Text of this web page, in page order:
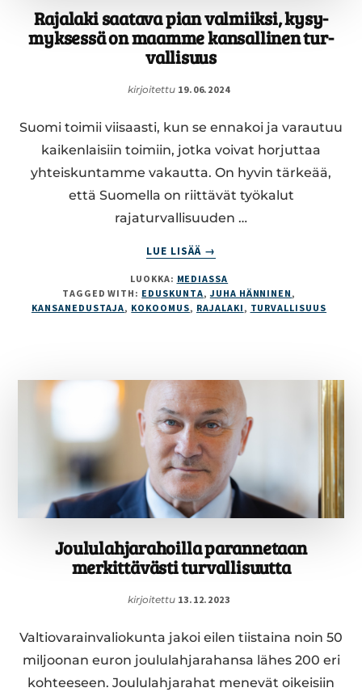
Ra­ja­la­ki saatava pian val­miik­si, ky­sy­
myk­ses­sä on maamme kan­sal­li­nen tur­
val­li­suus
kirjoitettu 19.06.2024
Suomi toimii viisaasti, kun se ennakoi ja varautuu
kaikenlaisiin toimiin, jotka voivat horjuttaa
yhteiskuntamme vakautta. On hyvin tärkeää,
että Suomella on riittävät työkalut
rajaturvallisuuden …
LUE LISÄÄ
ABOUT
JA­
LA­
SI,
KY­
SY­
MYK­
SES­
SÄ
KAN­
SAL­
NEN
VAL­
LI­
→
LUOKKA: MEDIASSA
TAGGED WITH: EDUSKUNTA, JUHA HÄNNINEN ,
KANSANEDUSTAJA, KOKOOMUS, RAJALAKI , TURVALLISUUS
Joululahjarahoilla parannetaan
merkittävästi turvallisuutta
kirjoitettu 13.12.2023
Valtiovarainvaliokunta jakoi eilen tiistaina noin 50
miljoonan euron joululahjarahansa lähes 200 eri
kohteeseen. Joululahjarahat menevät oikeisiin